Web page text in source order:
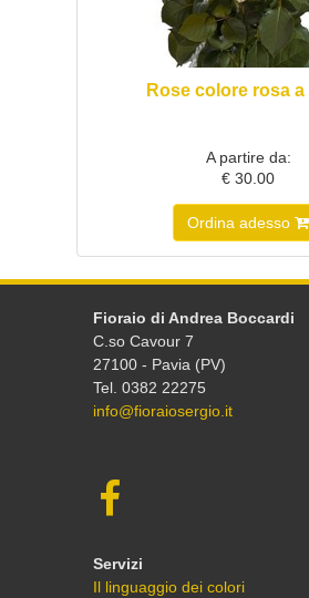
Rose colore rosa
A partire da:
€ 30.00
Ordina adesso
Fioraio di Andrea Boccardi
C.so Cavour 7
27100 - Pavia (PV)
Tel. 0382 22275
info@fioraiosergio.it
Servizi
Il linguaggio dei colori